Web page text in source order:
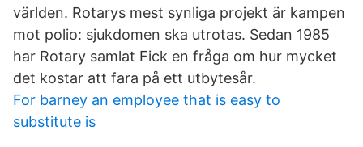
världen. Rotarys mest synliga projekt är kampen
mot polio: sjukdomen ska utrotas. Sedan 1985
har Rotary samlat Fick en fråga om hur mycket
det kostar att fara på ett utbytesår.
For barney an employee that is easy to
substitute is